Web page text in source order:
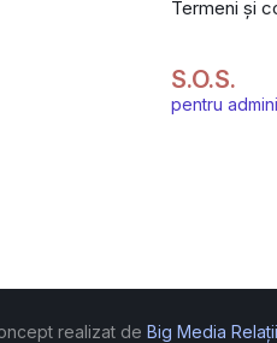
Termeni și
S.O.S.
pentru
realizat de Big Media